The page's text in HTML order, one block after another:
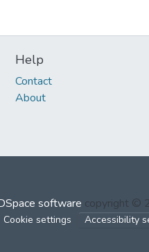
Help
Contact
About
software copyright ©
Cookie settings Accessibility